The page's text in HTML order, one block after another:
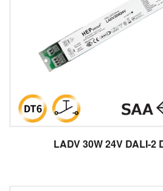
LADV 30W 24V DALI-2